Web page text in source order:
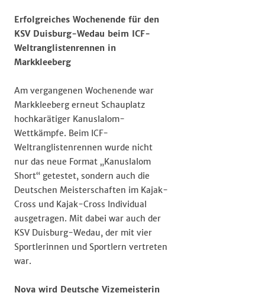
Erfolgreiches Wochenende für den
KSV Duisburg-Wedau beim ICF-
Weltranglistenrennen in
Markkleeberg
Am vergangenen Wochenende war
Markkleeberg erneut Schauplatz
hochkarätiger Kanuslalom-
Wettkämpfe. Beim ICF-
Weltranglistenrennen wurde nicht
nur das neue Format „Kanuslalom
Short“ getestet, sondern auch die
Deutschen Meisterschaften im Kajak-
Cross und Kajak-Cross Individual
ausgetragen. Mit dabei war auch der
KSV Duisburg-Wedau, der mit vier
Sportlerinnen und Sportlern vertreten
war.
Nova wird Deutsche Vizemeisterin